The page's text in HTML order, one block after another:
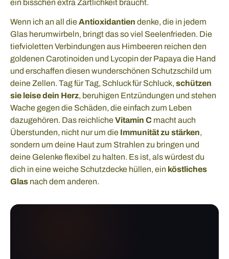
ein bisschen extra Zärtlichkeit braucht.
Wenn ich an all dieAntioxidantien denke, die in jedem
Glas herumwirbeln, bringt das so viel Seelenfrieden. Die
tiefvioletten Verbindungen aus Himbeeren reichen den
goldenen Carotinoiden und Lycopin der Papaya die Hand
und erschaffen diesen wunderschönen Schutzschild um
deine Zellen. Tag für Tag, Schluck für Schluck, schützen
sie leise dein Herz, beruhigen Entzündungen und stehen
Wache gegen die Schäden, die einfach zum Leben
dazugehören. Das reichlicheVitamin C macht auch
Überstunden, nicht nur um die Immunität zu stärken,
sondern um deine Haut zum Strahlen zu bringen und
deine Gelenke flexibel zu halten. Es ist, als würdest du
dich in eine weiche Schutzdecke hüllen, ein köstliches
Glas nach dem anderen.